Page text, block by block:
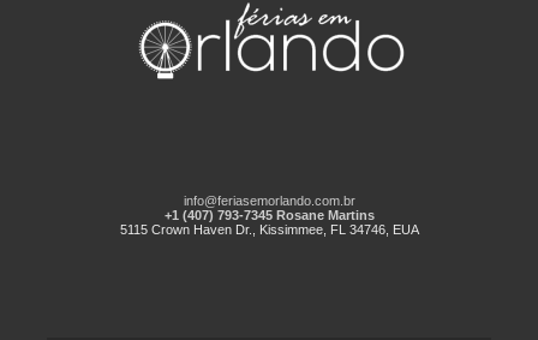
info@feriasemorlando.com.br
+1 (407) 793-7345 Rosane Martins
5115 Crown Haven Dr., Kissimmee, FL 34746, EUA